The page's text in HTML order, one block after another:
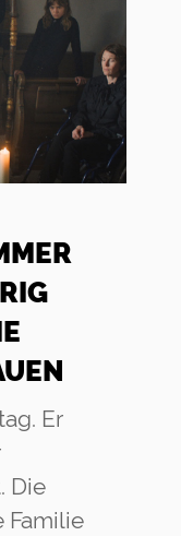
Er
Die
Familie